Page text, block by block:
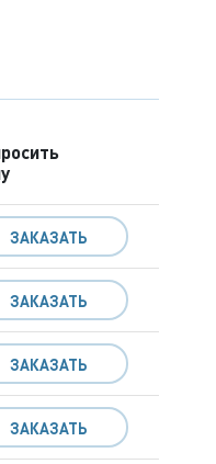
ЗАКАЗАТЬ
ЗАКАЗАТЬ
ЗАКАЗАТЬ
ЗАКАЗАТЬ